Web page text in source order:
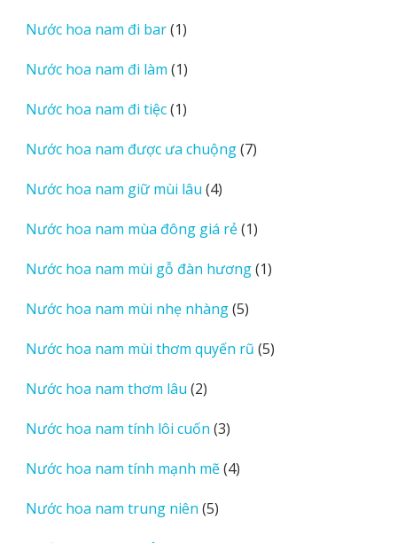
Nước hoa nam đi bar 11
phẩm
Nước hoa nam đi làm 11
phẩm
Nước hoa nam đi tiệc 11
phẩm
Nước hoa nam được ưa chuộng 77
Nước hoa nam giữ mùi lâu 44
phẩm
Nước hoa nam mùa đông giá rẻ 11
phẩm
Nước hoa nam mùi gỗ đàn hương 11
Nước hoa nam mùi nhẹ nhàng 55
phẩm
Nước hoa nam mùi thơm quyến rũ 55
Nước hoa nam thơm lâu 22
phẩm
Nước hoa nam tính lôi cuốn 33
phẩm
Nước hoa nam tính mạnh mẽ 44
Nước hoa nam trung niên 55